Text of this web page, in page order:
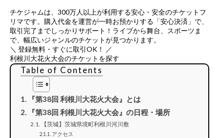
チケジャムは、 300万人以上が利用する安心・安全のチケットフ
リマです。購入代金を運営が一時お預かりする「安心決済」で、
取引完了までしっかりサポート！ライブから舞台、スポーツま
で、幅広いジャンルのチケットが見つかります。
＼ 登録無料・すぐに取引OK！ ／
利根川大花火大会のチケットを探す
Table of Contents
『第38回 利根川大花火大会』とは
『第38回 利根川大花火大会』の日程・場所
【茨城】茨城県境町利根川河川敷
アクセス